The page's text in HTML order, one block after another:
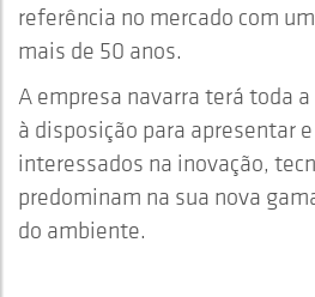
referência no mercado com
mais de 50 anos.
A empresa navarra terá toda
à disposição para apresentar
interessados na inovação,
predominam na sua nova
do ambiente.